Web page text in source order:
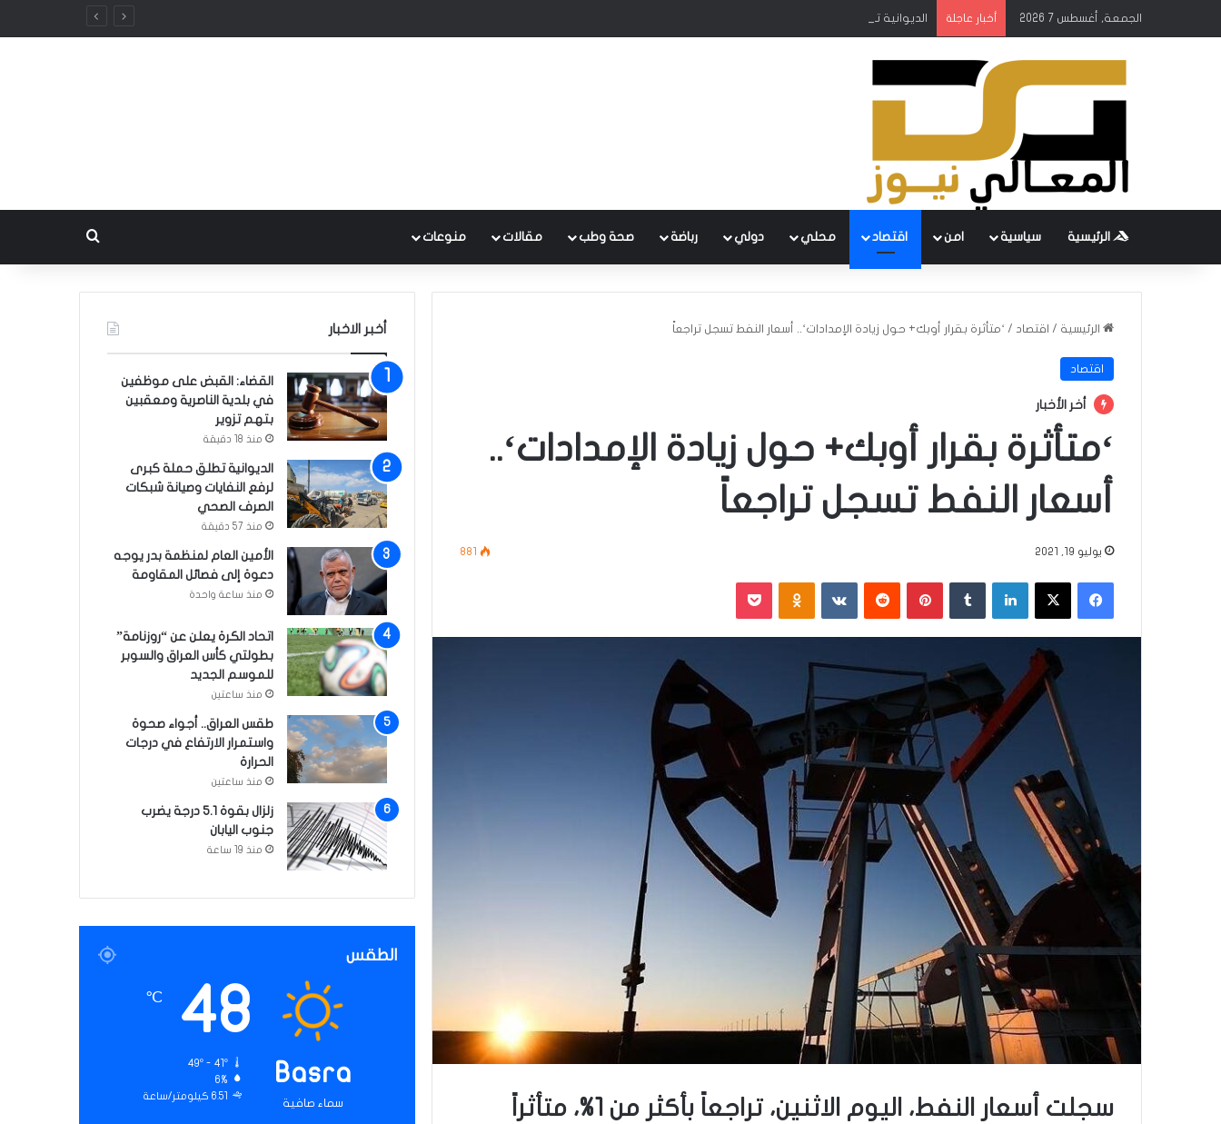
الجمعة, أغسطس 7 2026 أخبار عاجلة الديوانية تطلق حملة كبرى لرفع النفايات وصيانة شبكات الصرف الصحي
الرئيسية سياسية امن اقتصاد محلي دولي رباضة صحة وطب مقالات منوعات
الرئيسية / اقتصاد / ‘متأثرة بقرار أوبك+ حول زيادة الإمدادات‘.. أسعار النفط تسجل تراجعاً
اقتصاد
أخر الأخبار
‘متأثرة بقرار أوبك+ حول زيادة الإمدادات‘..
أسعار النفط تسجل تراجعاً
يوليو 19, 2021 881
فيسبوك ‫X لينكدإن بينتيريست ‏VKontakte
سجلت أسعار النفط، اليوم الاثنين، تراجعاً بأكثر من 1%، متأثراً
أخبر الاخبار
القضاء: القبض على موظفين
في بلدية الناصرية ومعقبين
بتهم تزوير
منذ 18 دقيقة
الديوانية تطلق حملة كبرى
لرفع النفايات وصيانة شبكات
الصرف الصحي
منذ 57 دقيقة
الأمين العام لمنظمة بدر يوجه
دعوة إلى فصائل المقاومة
منذ ساعة واحدة
اتحاد الكرة يعلن عن “روزنامة”
بطولتي كأس العراق والسوبر
للموسم الجديد
منذ ساعتين
طقس العراق.. أجواء صحوة
واستمرار الارتفاع في درجات
الحرارة
منذ ساعتين
زلزال بقوة 5.1 درجة يضرب
جنوب اليابان
منذ 19 ساعة
الطقس
Basra
سماء صافية
48
℃
49º - 41º
6%
6.51 كيلومتر/ساعة